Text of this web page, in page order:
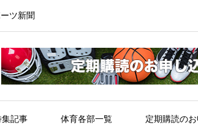
ツ新聞
集記事 体育各部一覧 定期購読の